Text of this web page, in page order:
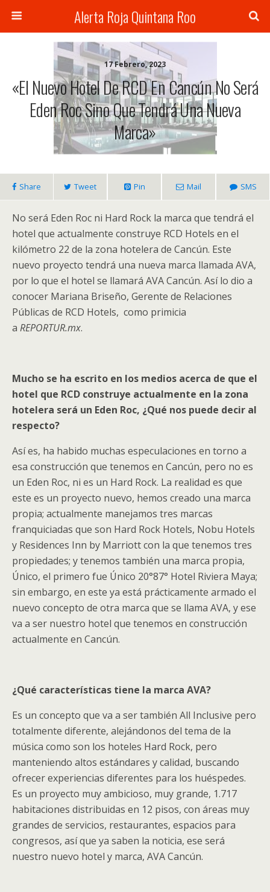
Alerta Roja Quintana Roo
17 Febrero, 2023
«El Nuevo Hotel De RCD En Cancún No Será
Eden Roc Sino Que Tendrá Una Nueva
Marca»
Share Tweet Pin Mail SMS
No será Eden Roc ni Hard Rock la marca que tendrá el
hotel que actualmente construye RCD Hotels en el
kilómetro 22 de la zona hotelera de Cancún. Este
nuevo proyecto tendrá una nueva marca llamada AVA,
por lo que el hotel se llamará AVA Cancún. Así lo dio a
conocer Mariana Briseño, Gerente de Relaciones
Públicas de RCD Hotels, como primicia
a REPORTUR.mx.
Mucho se ha escrito en los medios acerca de que el
hotel que RCD construye actualmente en la zona
hotelera será un Eden Roc, ¿Qué nos puede decir al
respecto?
Así es, ha habido muchas especulaciones en torno a
esa construcción que tenemos en Cancún, pero no es
un Eden Roc, ni es un Hard Rock. La realidad es que
este es un proyecto nuevo, hemos creado una marca
propia; actualmente manejamos tres marcas
franquiciadas que son Hard Rock Hotels, Nobu Hotels
y Residences Inn by Marriott con la que tenemos tres
propiedades; y tenemos también una marca propia,
Único, el primero fue Único 20°87° Hotel Riviera Maya;
sin embargo, en este ya está prácticamente armado el
nuevo concepto de otra marca que se llama AVA, y ese
va a ser nuestro hotel que tenemos en construcción
actualmente en Cancún.
¿Qué características tiene la marca AVA?
Es un concepto que va a ser también All Inclusive pero
totalmente diferente, alejándonos del tema de la
música como son los hoteles Hard Rock, pero
manteniendo altos estándares y calidad, buscando
ofrecer experiencias diferentes para los huéspedes.
Es un proyecto muy ambicioso, muy grande, 1.717
habitaciones distribuidas en 12 pisos, con áreas muy
grandes de servicios, restaurantes, espacios para
congresos, así que ya saben la noticia, ese será
nuestro nuevo hotel y marca, AVA Cancún.